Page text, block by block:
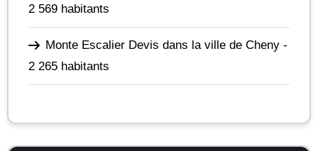
2 569 habitants
Monte Escalier Devis dans la ville de Cheny -
2 265 habitants